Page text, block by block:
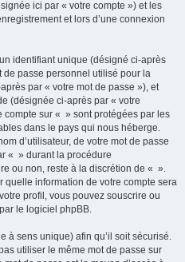
ici par « votre compte ») et les
et lors d’une connexion
identifiant unique (désigné ci-après
de passe personnel utilisé pour la
par « votre mot de passe »), et
(désignée ci-après par « votre
compte sur « » sont protégées par les
dans le pays qui nous héberge.
d’utilisateur, de votre mot de passe
« » durant la procédure
ou non, reste à la discrétion de « ».
quelle information de votre compte sera
profil, vous pouvez souscrire ou
le logiciel phpBB.
à sens unique) afin qu’il soit sécurisé.
utiliser le même mot de passe sur